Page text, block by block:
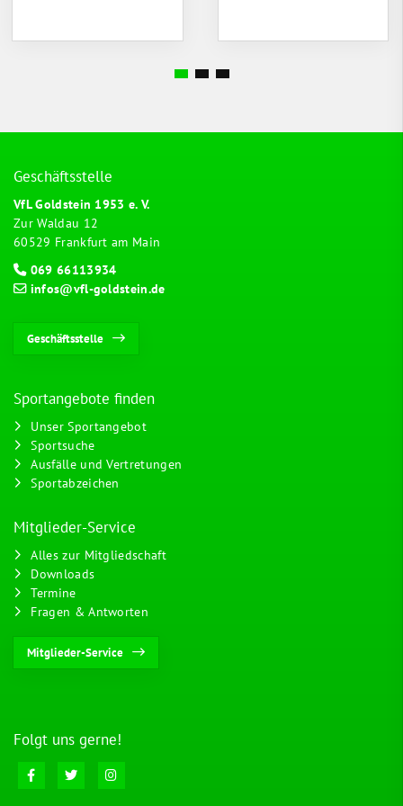
Geschäftsstelle
VfL Goldstein 1953 e. V.
Zur Waldau 12
60529 Frankfurt am Main
069 66113934
infos@vfl-goldstein.de
Geschäftsstelle
Sportangebote finden
Unser Sportangebot
Sportsuche
Ausfälle und Vertretungen
Sportabzeichen
Mitglieder-Service
Alles zur Mitgliedschaft
Downloads
Termine
Fragen & Antworten
Mitglieder-Service
Folgt uns gerne!